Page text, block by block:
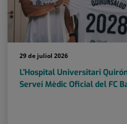
29 de juliol 2026
L'Hospital Universitari
Servei Mèdic Oficial del FC